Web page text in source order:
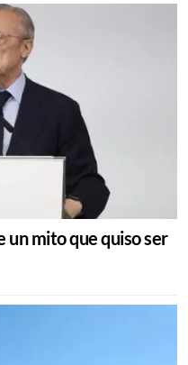
un mito que quiso ser